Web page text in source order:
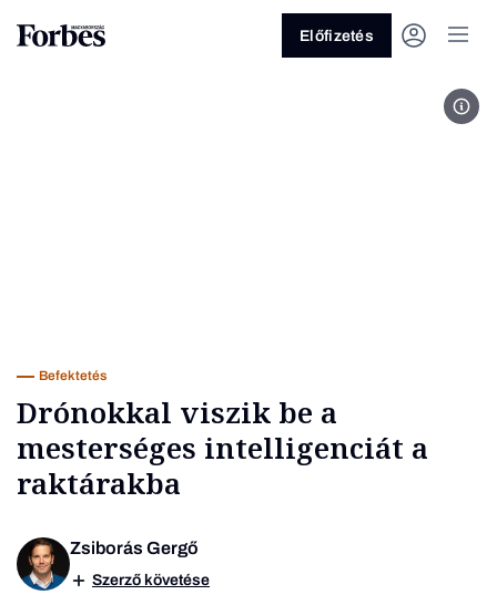
Előfizetés
Befektetés
Drónokkal viszik be a
mesterséges intelligenciát a
raktárakba
Zsiborás Gergő
Szerző követése